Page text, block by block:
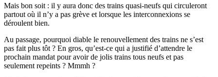
Mais bon soit : il y aura donc des trains quasi-neufs qui circuleront
partout où il n’y a pas grève et lorsque les interconnexions se
déroulent bien.
Au passage, pourquoi diable le renouvellement des trains ne s’est
pas fait plus tôt ? En gros, qu’est-ce qui a justifié d’attendre le
prochain mandat pour avoir de jolis trains tous neufs et pas
seulement repeints ? Mmmh ?